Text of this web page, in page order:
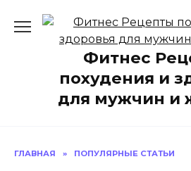
содержанию
Фитнес
похудения и
для мужчин и
ГЛАВНАЯ » ПОПУЛЯРНЫЕ СТАТЬИ